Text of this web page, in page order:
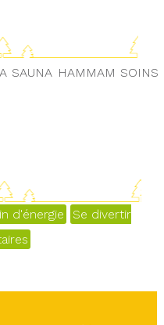
SAUNA HAMMAM SOINS
d'énergie
Se divertir